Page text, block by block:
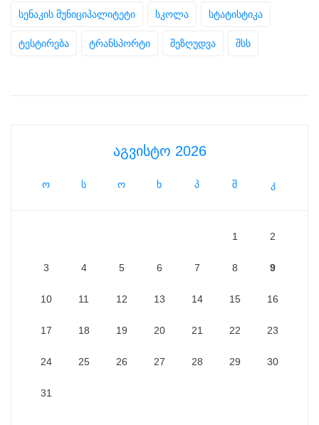
სენაკის მუნიციპალიტეტი სკოლა სტატისტიკა
ტესტირება ტრანსპორტი შეზღუდვა შსს
აგვისტო 2026
ო ს ო ხ პ შ კ
1 2
3 4 5 6 7 8 9
10 11 12 13 14 15 16
17 18 19 20 21 22 23
24 25 26 27 28 29 30
31